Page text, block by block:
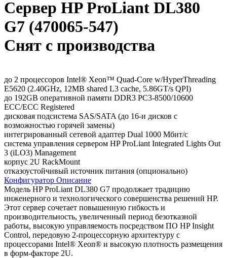
Сервер HP ProLiant DL380
G7 (470065-547)
Снят с производства
до 2 процессоров Intel® Xeon™ Quad-Core w/HyperThreading
E5620 (2.40GHz, 12MB shared L3 cache, 5.86GT/s QPI)
до 192GB оперативной памяти DDR3 PC3-8500/10600
ECC/ECC Registered
дисковая подсистема SAS/SATA (до 16-и дисков с
возможностью горячей замены)
интегрированный сетевой адаптер Dual 1000 Мбит/с
система управления сервером HP ProLiant Integrated Lights Out
3 (iLO3) Management
корпус 2U RackMount
отказоустойчивый источник питания (опционально)
Конфигуратор Описание
Модель HP ProLiant DL380 G7 продолжает традицию
инженерного и технологического совершенства решений HP.
Этот сервер сочетает повышенную гибкость и
производительность, увеличенный период безотказной
работы, высокую управляемость посредством ПО HP Insight
Control, передовую 2-процессорную архитектуру с
процессорами Intel® Xeon® и высокую плотность размещения
в форм-факторе 2U.